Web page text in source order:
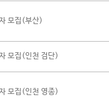
모집(부산)
모집(인천 검단)
모집(인천 영종)